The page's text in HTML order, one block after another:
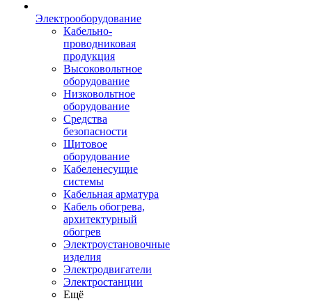
Электрооборудование
Кабельно-
проводниковая
продукция
Высоковольтное
оборудование
Низковольтное
оборудование
Средства
безопасности
Щитовое
оборудование
Кабеленесущие
системы
Кабельная арматура
Кабель обогрева,
архитектурный
обогрев
Электроустановочные
изделия
Электродвигатели
Электростанции
Ещё